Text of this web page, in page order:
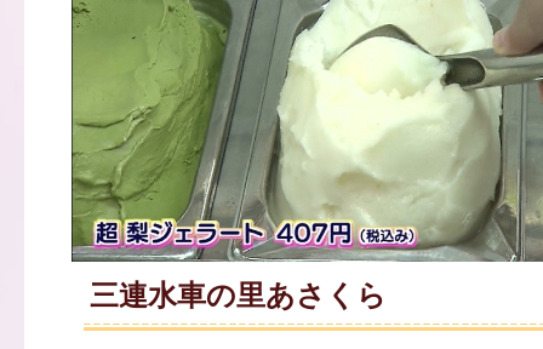
三連水車の里あさくら